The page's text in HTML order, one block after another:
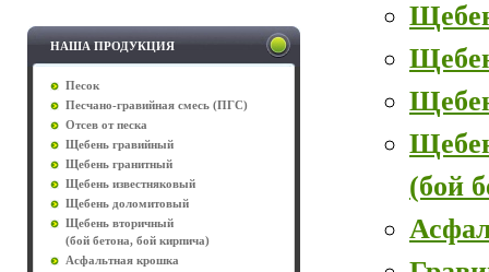
НАША ПРОДУКЦИЯ
Песок
Песчано-гравийная смесь (ПГС)
Отсев от песка
Щебень гравийный
Щебень гранитный
Щебень известняковый
Щебень доломитовый
Щебень вторичный
(бой бетона, бой кирпича)
Асфальтная крошка
(бой